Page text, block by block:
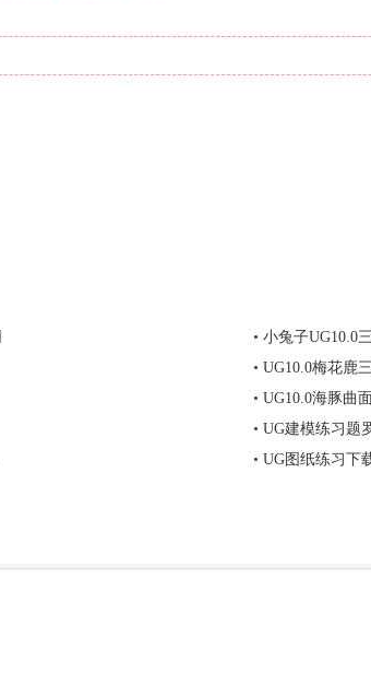
• 小兔子UG10.0
• UG10.0梅花鹿
• UG10.0海豚曲
• UG建模练习题
• UG图纸练习下